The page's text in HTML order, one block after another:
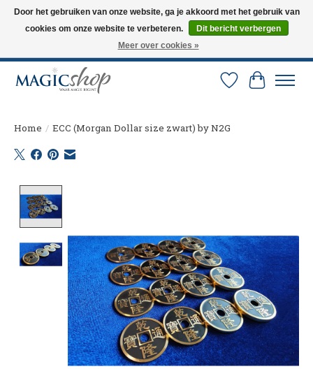
Altijd de nieuwste trucs op voorraad. Snelle verzending via PostNL en DHL.
Langskomen in onze winkel? Bel of mail om een afspraak te maken. 0251-
Verlanglijst
Home / ECC (Morgan Dollar size zwart) by N2G
Door het gebruiken van onze website, ga je akkoord met het gebruik van
cookies om onze website te verbeteren.
Dit bericht verbergen
Meer over cookies »